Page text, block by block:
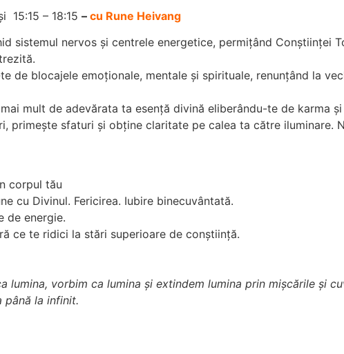
15:15 – 18:15–cu Rune Heivang
sistemul nervos și centrele energetice, permițând Conștiinței
de blocajele emoționale, mentale și spirituale, renunțând la
mult de adevărata ta esență divină eliberându-te de karma
primește sfaturi și obține claritate pe calea ta către iluminare.
corpul tău
cu Divinul. Fericirea. Iubire binecuvântată.
de energie.
ce te ridici la stări superioare de conștiință.
lumina, vorbim ca lumina și extindem lumina prin mișcările și
până la infinit.